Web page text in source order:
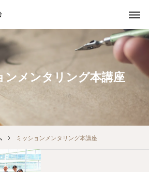
ンメンタリング本講座
ミッションメンタリング本講座
体験 ワークショップ
講座
解説
ングとは